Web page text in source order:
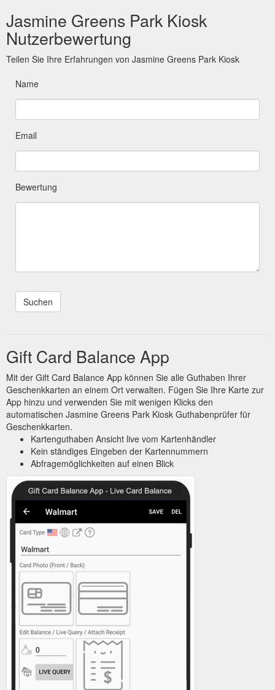
Jasmine Greens Park Kiosk
Nutzerbewertung
Teilen Sie Ihre Erfahrungen von Jasmine Greens Park Kiosk
Name
Email
Bewertung
Gift Card Balance App
Mit der Gift Card Balance App können Sie alle Guthaben Ihrer
Geschenkkarten an einem Ort verwalten. Fügen Sie Ihre Karte zur
App hinzu und verwenden Sie mit wenigen Klicks den
automatischen Jasmine Greens Park Kiosk Guthabenprüfer für
Geschenkkarten.
Kartenguthaben Ansicht live vom Kartenhändler
Kein ständiges Eingeben der Kartennummern
Abfragemöglichkeiten auf einen Blick